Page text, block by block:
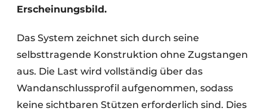
Erscheinungsbild.
Das System zeichnet sich durch seine
selbsttragende Konstruktion ohne Zugstangen
aus. Die Last wird vollständig über das
Wandanschlussprofil aufgenommen, sodass
keine sichtbaren Stützen erforderlich sind. Dies